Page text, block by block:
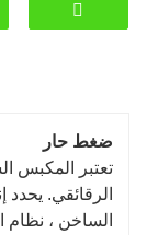
الخشب
ضغط حار
تعتبر المكبس
الرقائقي. يحدد
الساخن ، نظام